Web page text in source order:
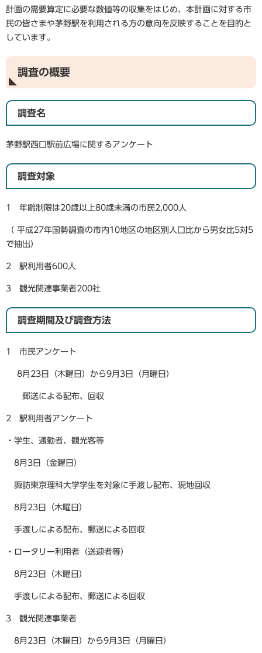
計画の需要算定に必要な数値等の収集をはじめ、本計画に対する市
民の皆さまや茅野駅を利用される方の意向を反映することを目的と
しています。
調査の概要
調査名
茅野駅西口駅前広場に関するアンケート
調査対象
1 年齢制限は20歳以上80歳未満の市民2,000人
（ 平成27年国勢調査の市内10地区の地区別人口比から男女比5対5
で抽出）
2 駅利用者600人
3 観光関連事業者200社
調査期間及び調査方法
1 市民アンケート
8月23日（木曜日）から9月3日（月曜日）
郵送による配布、回収
2 駅利用者アンケート
・学生、通勤者、観光客等
8月3日（金曜日）
諏訪東京理科大学学生を対象に手渡し配布、現地回収
8月23日（木曜日）
手渡しによる配布、郵送による回収
・ロータリー利用者（送迎者等）
8月23日（木曜日）
手渡しによる配布、郵送による回収
3 観光関連事業者
8月23日（木曜日）から9月3日（月曜日）